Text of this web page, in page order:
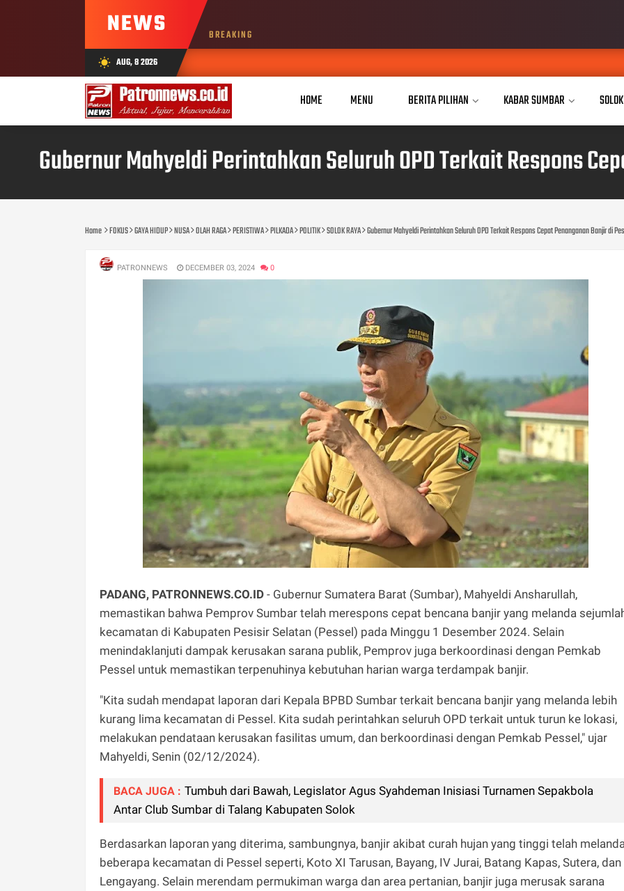
NEWS BREAKING
wb_sunny AUG, 8 2026
HOME MENU BERITA PILIHAN KABAR SUMBAR
Gubernur Mahyeldi Perintahkan Seluruh OPD Terkait Respons
Home FOKUS GAYA HIDUP NUSA OLAH RAGA PERISTIWA PILKADA POLITIK SOLOK RAYA Gubernur Mahyeldi Perintahkan Seluruh OPD Terkait Respons Cepat Penanganan Banjir di
PATRONNEWS DECEMBER 03, 2024 0
PADANG, PATRONNEWS.CO.ID - Gubernur Sumatera Barat (Sumbar), Mahyeldi Ansharullah,
memastikan bahwa Pemprov Sumbar telah merespons cepat bencana banjir yang melanda
kecamatan di Kabupaten Pesisir Selatan (Pessel) pada Minggu 1 Desember 2024. Selain
menindaklanjuti dampak kerusakan sarana publik, Pemprov juga berkoordinasi dengan Pemkab
Pessel untuk memastikan terpenuhinya kebutuhan harian warga terdampak banjir.
"Kita sudah mendapat laporan dari Kepala BPBD Sumbar terkait bencana banjir yang melanda lebih
kurang lima kecamatan di Pessel. Kita sudah perintahkan seluruh OPD terkait untuk turun ke lokasi,
melakukan pendataan kerusakan fasilitas umum, dan berkoordinasi dengan Pemkab Pessel," ujar
Mahyeldi, Senin (02/12/2024).
BACA JUGA : Tumbuh dari Bawah, Legislator Agus Syahdeman Inisiasi Turnamen Sepakbola
Antar Club Sumbar di Talang Kabupaten Solok
Berdasarkan laporan yang diterima, sambungnya, banjir akibat curah hujan yang tinggi telah
beberapa kecamatan di Pessel seperti, Koto XI Tarusan, Bayang, IV Jurai, Batang Kapas, Sutera, dan
Lengayang. Selain merendam permukiman warga dan area pertanian, banjir juga merusak sarana